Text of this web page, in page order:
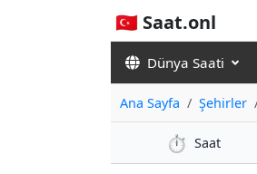
🇹🇷 Saat.onl
Dünya Saati
Ana Sayfa Şehirler
⏱️ Saat